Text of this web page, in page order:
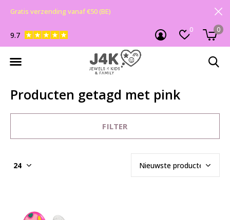
0 0
9.7
Gratis verzending vanaf €50 (BE)
Producten getagd met pink
FILTER